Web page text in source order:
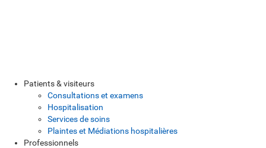
Patients & visiteurs
Consultations et examens
Hospitalisation
Services de soins
Plaintes et Médiations hospitalières
Professionnels